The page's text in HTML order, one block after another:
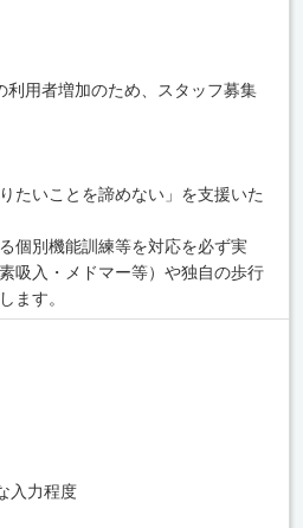
用者増加のため、スタッフ募集
たいことを諦めない」を支援いた
個別機能訓練等を対応を必ず実
吸入・メドマー等）や独自の歩行
ます。
入力程度